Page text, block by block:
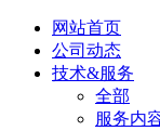
网站首页
公司动态
技术&服务
全部
服务内